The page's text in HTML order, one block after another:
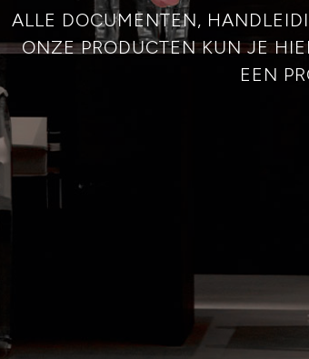
ALLE DOCUMENTEN,
ONZE PRODUCTEN KUN JE
EEN